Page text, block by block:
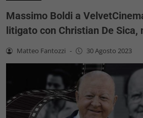
Massimo Boldi a
litigato con Christian De Sica,
Matteo Fantozzi - 30 Agosto 2023